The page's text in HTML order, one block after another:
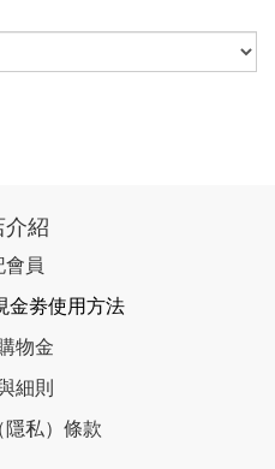
紹
員
金劵使用方法
物金
細則
私）條款